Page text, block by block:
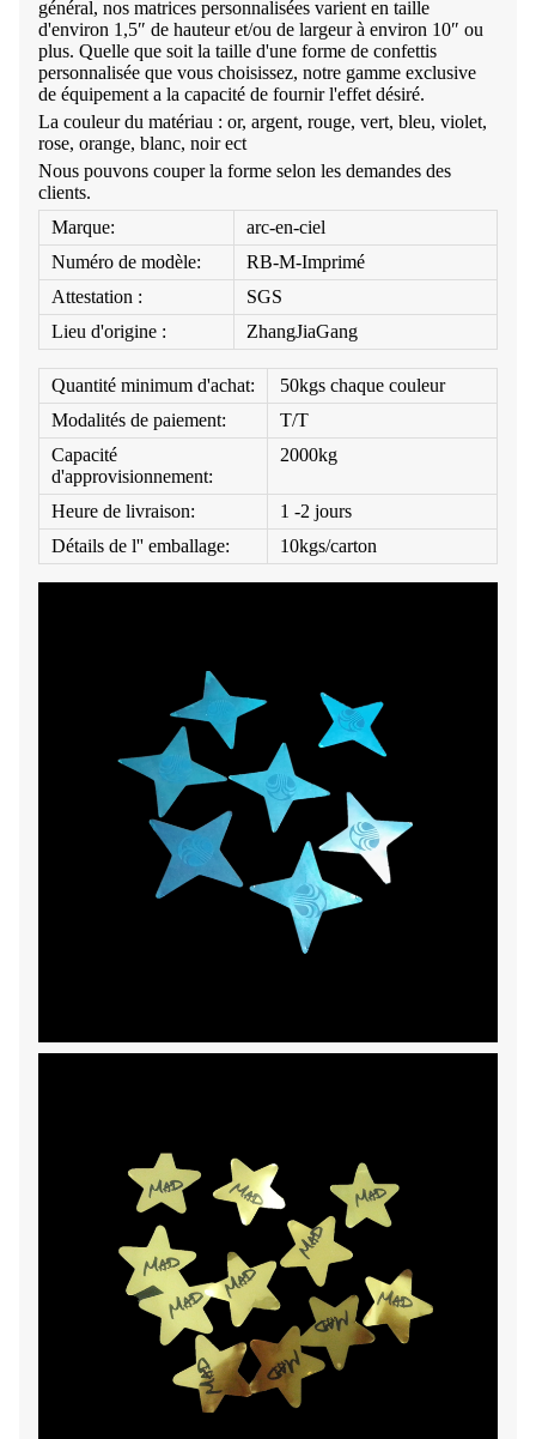
général, nos matrices personnalisées varient en taille
d'environ 1,5″ de hauteur et/ou de largeur à environ 10″ ou
plus. Quelle que soit la taille d'une forme de confettis
personnalisée que vous choisissez, notre gamme exclusive
de équipement a la capacité de fournir l'effet désiré.
La couleur du matériau : or, argent, rouge, vert, bleu, violet,
rose, orange, blanc, noir ect
Nous pouvons couper la forme selon les demandes des
clients.
Marque:
arc-en-ciel
Numéro de modèle:
RB-M-Imprimé
Attestation :
SGS
Lieu d'origine :
ZhangJiaGang
Quantité minimum d'achat:
50kgs chaque couleur
Modalités de paiement:
T/T
Capacité
d'approvisionnement:
2000kg
Heure de livraison:
1 -2 jours
Détails de l'' emballage:
10kgs/carton